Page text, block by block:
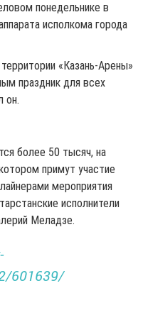
понедельнике в
исполкома города
«Казань-Арены»
праздник для всех
он.
более 50 тысяч, на
примут участие
мероприятия
исполнители
Меладзе.
601639/